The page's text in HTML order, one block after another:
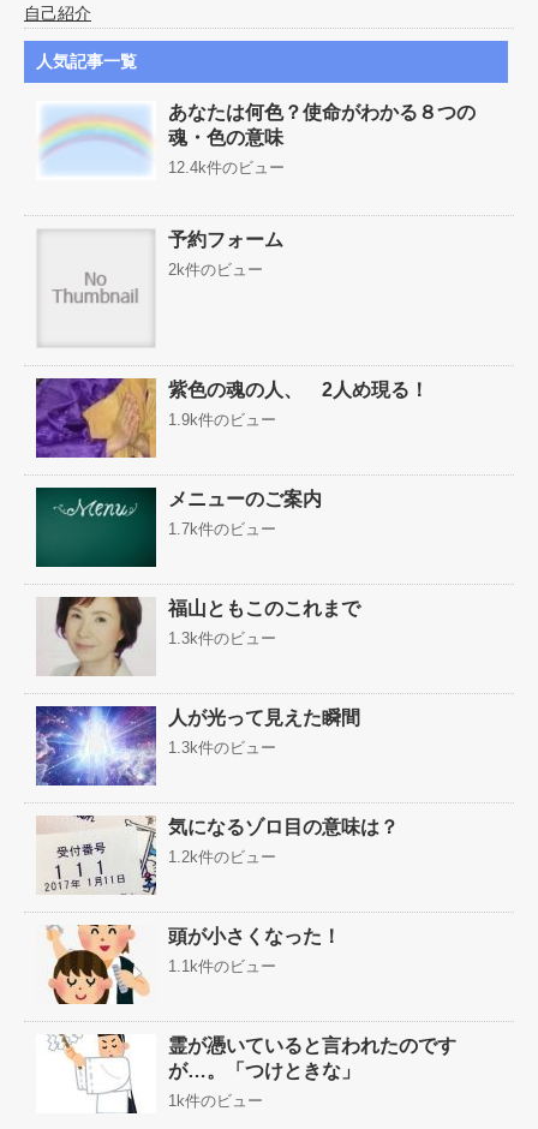
自己紹介
人気記事一覧
あなたは何色？使命がわかる８つの
魂・色の意味
12.4k件のビュー
予約フォーム
2k件のビュー
紫色の魂の人、 2人め現る！
1.9k件のビュー
メニューのご案内
1.7k件のビュー
福山ともこのこれまで
1.3k件のビュー
人が光って見えた瞬間
1.3k件のビュー
気になるゾロ目の意味は？
1.2k件のビュー
頭が小さくなった！
1.1k件のビュー
霊が憑いていると言われたのです
が…。「つけときな」
1k件のビュー